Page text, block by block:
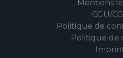
Mentions
CGU/
Politique de
Politique de